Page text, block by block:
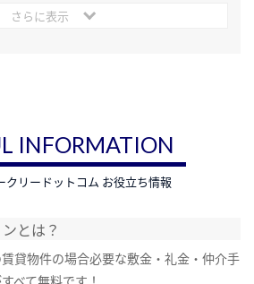
さらに表示
INFORMATION
クリードットコム お役立ち情報
とは？
貸物件の場合必要な敷金・礼金・仲介手